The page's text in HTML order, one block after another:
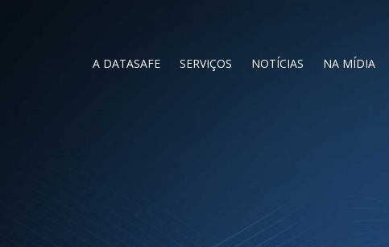
A DATASAFE SERVIÇOS NOTÍCIAS NA MÍDIA